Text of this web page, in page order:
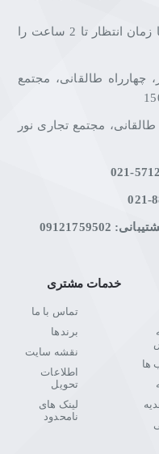
(به علت حجم بالای سفارشات، حتما زمان انتظار تا 2 ساعت را
چهارراه طالقانی، مجتمع
طالقانی، مجتمع تجاری نور
ها
خدمات مشتری
تماس با ما
برندها
نقشه سایت
اطلاعات
تحویل
لینک های
نامحدود